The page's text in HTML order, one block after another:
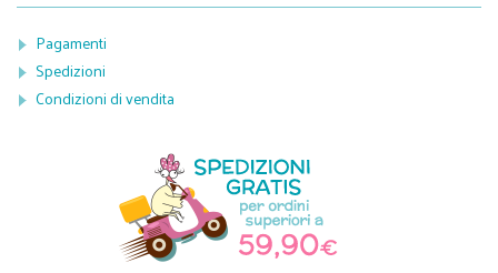
Pagamenti
Spedizioni
Condizioni di vendita